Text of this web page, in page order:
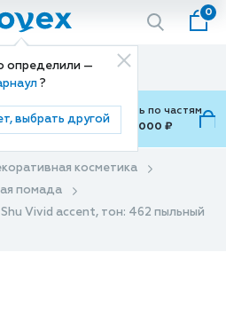
определили —
?
выбрать другой
0
Способ доставки
Доставка
Можно оплатить по частям
от 700 ₽ до 15,000 ₽
косметика
помада
Vivid accent, тон: 462 пыльный